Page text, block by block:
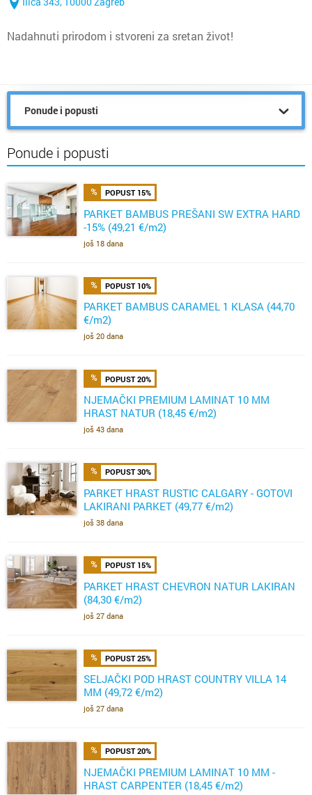
Nadahnuti prirodom i stvoreni za sretan život!
Ponude i popusti
Ponude i popusti
POPUST 15%
PARKET BAMBUS PREŠANI SW EXTRA HARD
-15% (49,21 €/m2)
još 18 dana
POPUST 10%
PARKET BAMBUS CARAMEL 1 KLASA (44,70
€/m2)
još 20 dana
POPUST 20%
NJEMAČKI PREMIUM LAMINAT 10 MM
HRAST NATUR (18,45 €/m2)
još 43 dana
POPUST 30%
PARKET HRAST RUSTIC CALGARY - GOTOVI
LAKIRANI PARKET (49,77 €/m2)
još 38 dana
POPUST 15%
PARKET HRAST CHEVRON NATUR LAKIRAN
(84,30 €/m2)
još 27 dana
POPUST 25%
SELJAČKI POD HRAST COUNTRY VILLA 14
MM (49,72 €/m2)
još 27 dana
POPUST 20%
NJEMAČKI PREMIUM LAMINAT 10 MM -
HRAST CARPENTER (18,45 €/m2)